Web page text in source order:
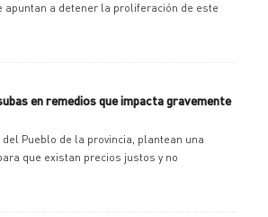
a detener la proliferación de este
en remedios que impacta gravemente
Pueblo de la provincia, plantean una
que existan precios justos y no